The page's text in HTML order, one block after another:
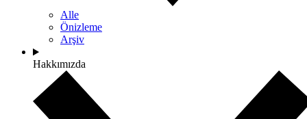
Alle
Önizleme
Arşiv
Hakkımızda